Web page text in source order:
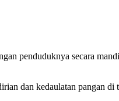
penduduknya secara
dan kedaulatan pangan di